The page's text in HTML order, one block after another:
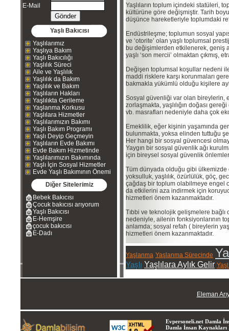
E-Mail
Yaşlı Bakıcısı
Yaşlılarımız
Yaşlıya Bakım
Yaşlı Bakıcılığı
Yaşlılık Süreci
Aile ve Yaşlılık
Yaşlılık da Bakım
Yaşlılık ve Bakım
Yaşlıların Hakları
Yaşlılıkta Gerileme
Yaşlanma Korkusu
Yaşlılara Hizmetler
Yaşlılarımızın Bakımı
Yaşlı Bakım Programı
Yaşlı Deyip Geçmeyin
Yaşlıların Evde Bakımı
Evde Bakım Hizmetinde
Yaşlılarımızın Bakımında
Yaşlı İçin Sosyal Hizmetler
Evde Yaşlı Bakımının Önemi
Diğer Sitelerimiz
Bebek Bakıcısı
Çocuk bakıcısı arıyorum
Yaşlı Bakıcısı
E-Hemşire
çocuk bakıcısı
E-Dadı
Yaşlıların toplum içindeki statüleri,
kültürüne göre değişmiştir. Tarih
düşünce hareketleriyle toplumdaki
Endüstrileşme; toplumun sosyal
ve ‘otorite’ olan yaşlı toplumsal
bu değişimlerden etkilenerek, geniş
yaşlı ‘son mercii’ olmaktan çıkmış,
Değişen toplumsal koşullar nedeni
maddi risklere karşı korunmaları
bakmakla yükümlü olduğu kişilere
Sosyal güvenliği var olan bireylerin,
zorlaşmakta, yaşlılığın doğası
vb. masrafları nedeniyle daha çok
Emeklilik, eğer kişinin yaşamında
bulunmakta, yoksa elinden tuttuğu
Her hangi bir sosyal güvencesi
Yaygın bir sosyal güvenlik ağı
için bireysel sosyal güvenlik
Tüm dünyada olduğu gibi ülkemizde
yoksulluk, yaşlılık, özürlülük, göç,
çağdaş bir toplum olabilmeye engel
da etkilerini aza indirmek için
hizmetleri önem kazanmaktadır.
Tıbbi ve teknolojik gelişmelere bağlı
nedeniyle, ailenin fonksiyonlarının
anlamda; sosyal refah ( bireylerin
hizmetleri önem kazanmaktadır.
Yaşlanma Yaşlanma Sürecinde
Yaşlı Yaşlılara Aylık Gelir
Eleman
Evpersoneli.net Damla
Damla İnsan Kaynakları